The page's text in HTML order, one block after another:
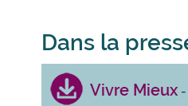
Dans la
Vivre Mieux-